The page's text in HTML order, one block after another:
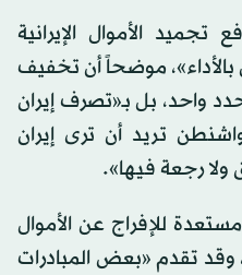
الأموال الإيرانية
موضحاً أن تخفيف
واحد، بل بـ«تصرفإيران
تريد أن ترى إيران
رجعة فيها».
للإفراج عن الأموال
تقدم «بعض المبادرات